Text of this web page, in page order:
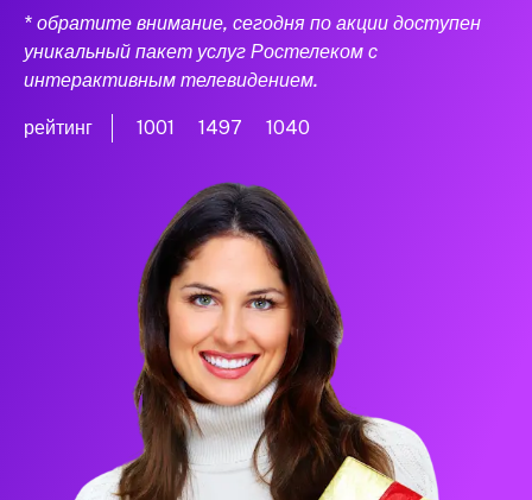
* обратите внимание, сегодня по акции доступен
уникальный пакет услуг Ростелеком с
интерактивным телевидением.
рейтинг 1001 1497 1040